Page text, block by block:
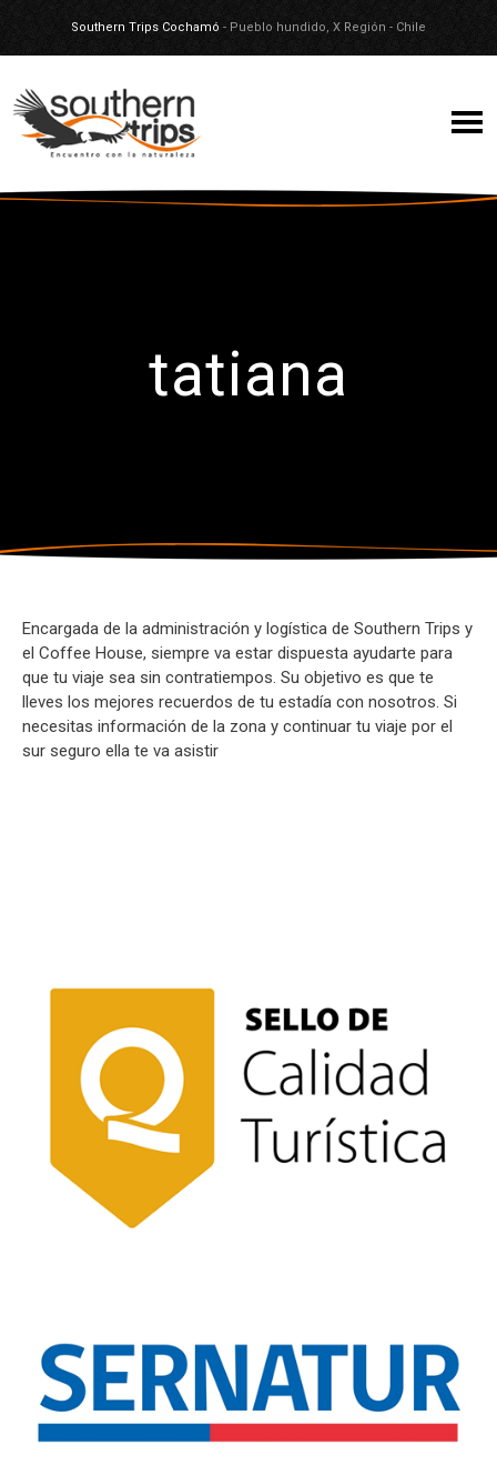
Southern Trips Cochamó - Pueblo hundido, X Región - Chile
tatiana
Encargada de la administración y logística de Southern Trips y
el Coffee House, siempre va estar dispuesta ayudarte para
que tu viaje sea sin contratiempos. Su objetivo es que te
lleves los mejores recuerdos de tu estadía con nosotros. Si
necesitas información de la zona y continuar tu viaje por el
sur seguro ella te va asistir